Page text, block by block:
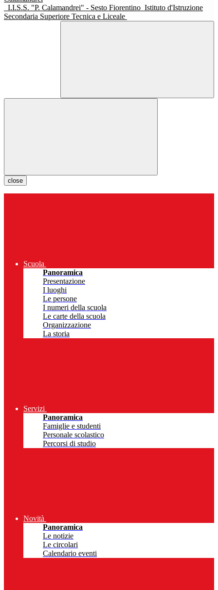
I.I.S.S. "P. Calamandrei" - Sesto Fiorentino Istituto d'Istruzione
Secondaria Superiore Tecnica e Liceale
close
Scuola
Panoramica
Presentazione
I luoghi
Le persone
I numeri della scuola
Le carte della scuola
Organizzazione
La storia
Servizi
Panoramica
Famiglie e studenti
Personale scolastico
Percorsi di studio
Novità
Panoramica
Le notizie
Le circolari
Calendario eventi